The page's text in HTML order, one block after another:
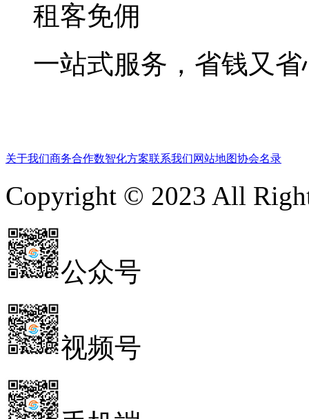
租客免佣
一站式服务，省钱又省
关于我们商务合作数智化方案联系我们网站地图协会名录
Copyright © 2023 All
公众号
视频号